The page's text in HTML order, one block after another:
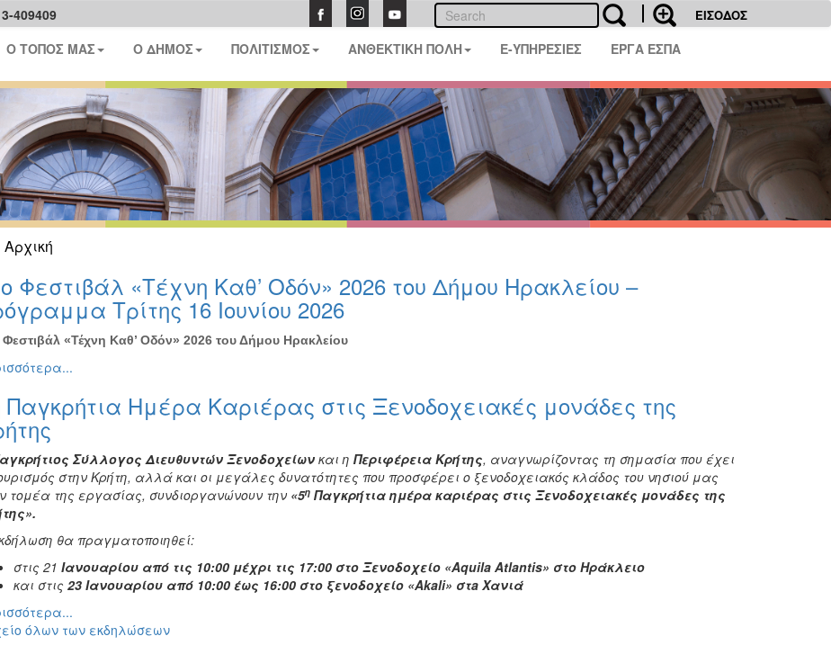
409409 ΕΙΣΟΔΟΣ
Ο ΤΟΠΟΣ ΜΑΣ Ο ΔΗΜΟΣ ΠΟΛΙΤΙΣΜΟΣ ΑΝΘΕΚΤΙΚΗ ΠΟΛΗ E-ΥΠΗΡΕΣΙΕΣ ΕΡΓΑ ΕΣΠΑ
Αρχική
Φεστιβάλ «Τέχνη Καθ’ Οδόν» 2026 του Δήμου Ηρακλείου –
Τρίτης 16 Ιουνίου 2026
Φεστιβάλ «Τέχνη Καθ’ Οδόν» 2026 του Δήμου Ηρακλείου
Παγκρήτια Ημέρα Καριέρας στις Ξενοδοχειακές μονάδες της
Σύλλογος Διευθυντών Ξενοδοχείωνκαι η Περιφέρεια Κρήτης, αναγνωρίζοντας τη σημασία που έχει
στην Κρήτη, αλλά και οι μεγάλες δυνατότητες που προσφέρει ο ξενοδοχειακός κλάδος του νησιού μας
τομέα της εργασίας, συνδιοργανώνουν την «5ηΠαγκρήτια ημέρα καριέρας στις Ξενοδοχειακές μονάδες της
θα πραγματοποιηθεί:
στις 21 Ιανουαρίου από τις 10:00 μέχρι τις 17:00 στο Ξενοδοχείο «Aquila Atlantis» στο Ηράκλειο
και στις 23 Ιανουαρίου από 10:00 έως 16:00 στο ξενοδοχείο «Akali» στa Χανιά
όλων των εκδηλώσεων